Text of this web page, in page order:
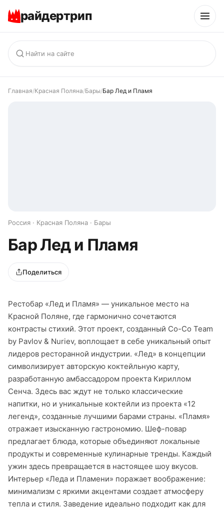
райдертрип
Главная/Красная Поляна/Бары/Бар Лед и Пламя
Россия · Красная Поляна · Бары
Бар Лед и Пламя
Поделиться
Рестобар «Лед и Пламя» — уникальное место на
Красной Поляне, где гармонично сочетаются
контрасты стихий. Этот проект, созданный Co-Co Team
by Pavlov & Nuriev, воплощает в себе уникальный опыт
лидеров ресторанной индустрии. «Лед» в концепции
символизирует авторскую коктейльную карту,
разработанную амбассадором проекта Кириллом
Сенча. Здесь вас ждут не только классические
напитки, но и уникальные коктейли из проекта «12
легенд», созданные лучшими барами страны. «Пламя»
отражает изысканную гастрономию. Шеф-повар
предлагает блюда, которые объединяют локальные
продукты и современные кулинарные тренды. Каждый
ужин здесь превращается в настоящее шоу вкусов.
Интерьер «Леда и Пламени» поражает воображение:
минимализм с яркими акцентами создает атмосферу
тепла и стиля. Заведение идеально подходит как для